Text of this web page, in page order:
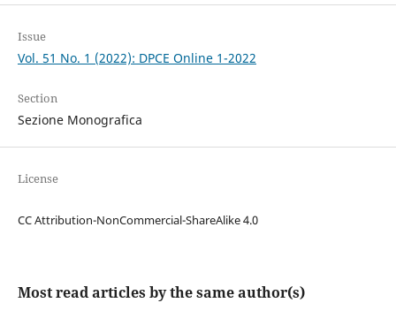
Issue
Vol. 51 No. 1 (2022): DPCE Online 1-2022
Section
Sezione Monografica
License
CC Attribution-NonCommercial-ShareAlike 4.0
Most read articles by the same author(s)